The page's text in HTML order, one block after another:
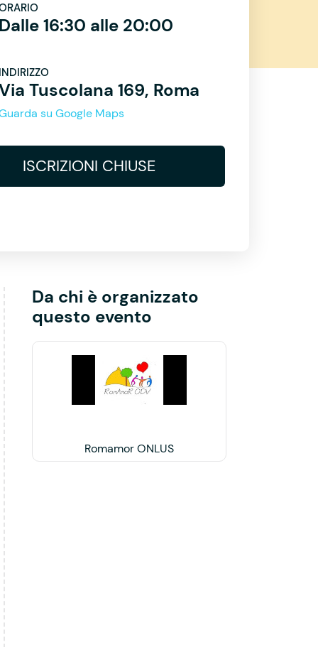
Dalle 16:30 alle 20:00
INDIRIZZO
Tuscolana 169, Roma
su Google Maps
ISCRIZIONI CHIUSE
Da chi è organizzato
questo evento
Romamor ONLUS